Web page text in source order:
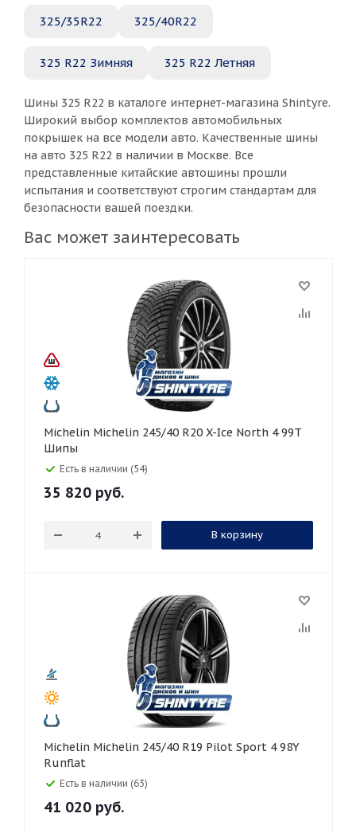
325/35R22 325/40R22
325 R22 Зимняя 325 R22 Летняя
Шины 325 R22 в каталоге интернет-магазина Shintyre.
Широкий выбор комплектов автомобильных
покрышек на все модели авто. Качественные шины
на авто 325 R22 в наличии в Москве. Все
представленные китайские автошины прошли
испытания и соответствуют строгим стандартам для
безопасности вашей поездки.
Вас может заинтересовать
Michelin Michelin 245/40 R20 X-Ice North 4 99T
Шипы
Есть в наличии (54)
35 820 руб.
В корзину
Michelin Michelin 245/40 R19 Pilot Sport 4 98Y
Runflat
Есть в наличии (63)
41 020 руб.